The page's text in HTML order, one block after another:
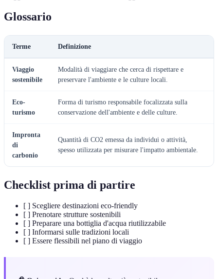
Glossario
Terme Definizione
Viaggio
sostenibile
Modalità di viaggiare che cerca di rispettare e
preservare l'ambiente e le culture locali.
Eco-
turismo
Forma di turismo responsabile focalizzata sulla
conservazione dell'ambiente e delle culture.
Impronta
di
carbonio
Quantità di CO2 emessa da individui o attività,
spesso utilizzata per misurare l'impatto ambientale.
Checklist prima di partire
[ ] Scegliere destinazioni eco-friendly
[ ] Prenotare strutture sostenibili
[ ] Preparare una bottiglia d'acqua riutilizzabile
[ ] Informarsi sulle tradizioni locali
[ ] Essere flessibili nel piano di viaggio